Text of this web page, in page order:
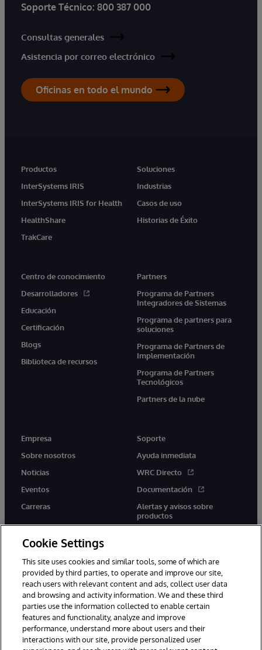
Soporte Técnico: 800 387 000
Consultas generales
Asistencia por correo electrónico
Oficinas en todo el mundo
Productos
InterSystems IRIS
InterSystems IRIS for Health
HealthShare
TrakCare
Soluciones
Industrias
Casos de uso
Historias de Éxito
Centro de conocimiento
Desarrolladores
Educación
Certificación
Blogs
Biblioteca de recursos
Partners
Programa de Partners
Integradores de Sistemas
Programa de partners para
soluciones
Programa de Partners de
Implementación
Programa de Partners
Tecnológicos
Partners de la nube
Empresa
Sobre nosotros
Noticias
Eventos
Carreras
Soporte
Ayuda inmediata
WRC Directo
Documentación
Alertas y avisos sobre
productos
twitter youtubefacebooklinkedin
1996-2026 InterSystems Corporation, Boston, MA. Todos los
derechos reservados.
Cookie Settings
This site uses cookies and similar tools, some of which are
provided by third parties, to operate and improve our site,
reach users with relevant content and ads, collect user data
and browsing and activity information. We and these third
parties use the information collected to enable certain
features and functionality, analyze and improve
performance, understand more about users and their
interactions with our site, provide personalized user